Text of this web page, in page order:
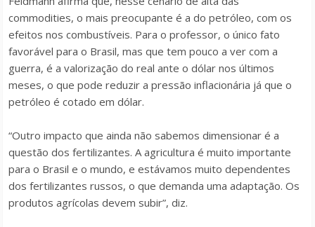
commodities, o mais preocupante é a do petróleo, com os
efeitos nos combustíveis. Para o professor, o único fato
favorável para o Brasil, mas que tem pouco a ver com a
guerra, é a valorização do real ante o dólar nos últimos
meses, o que pode reduzir a pressão inflacionária já que o
petróleo é cotado em dólar.
“Outro impacto que ainda não sabemos dimensionar é a
questão dos fertilizantes. A agricultura é muito importante
para o Brasil e o mundo, e estávamos muito dependentes
dos fertilizantes russos, o que demanda uma adaptação. Os
produtos agrícolas devem subir”, diz.